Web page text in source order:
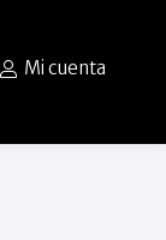
Mi cuenta